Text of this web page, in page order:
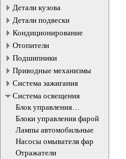
Детали кузова
Детали подвески
Кондиционирование
Отопители
Подшипники
Приводные механизмы
Система зажигания
Система освещения
Блок управления
освещением
Блоки управления фарой
Лампы автомобильные
Насосы омывателя фар
Отражатели